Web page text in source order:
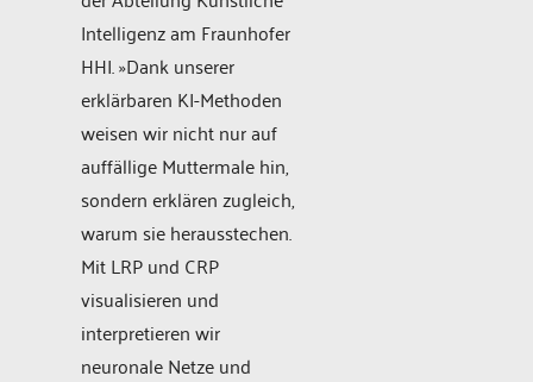
Intelligenz am Fraunhofer
HHI. »Dank unserer
erklärbaren KI-Methoden
weisen wir nicht nur auf
auffällige Muttermale hin,
sondern erklären zugleich,
warum sie herausstechen.
Mit LRP und CRP
visualisieren und
interpretieren wir
neuronale Netze und